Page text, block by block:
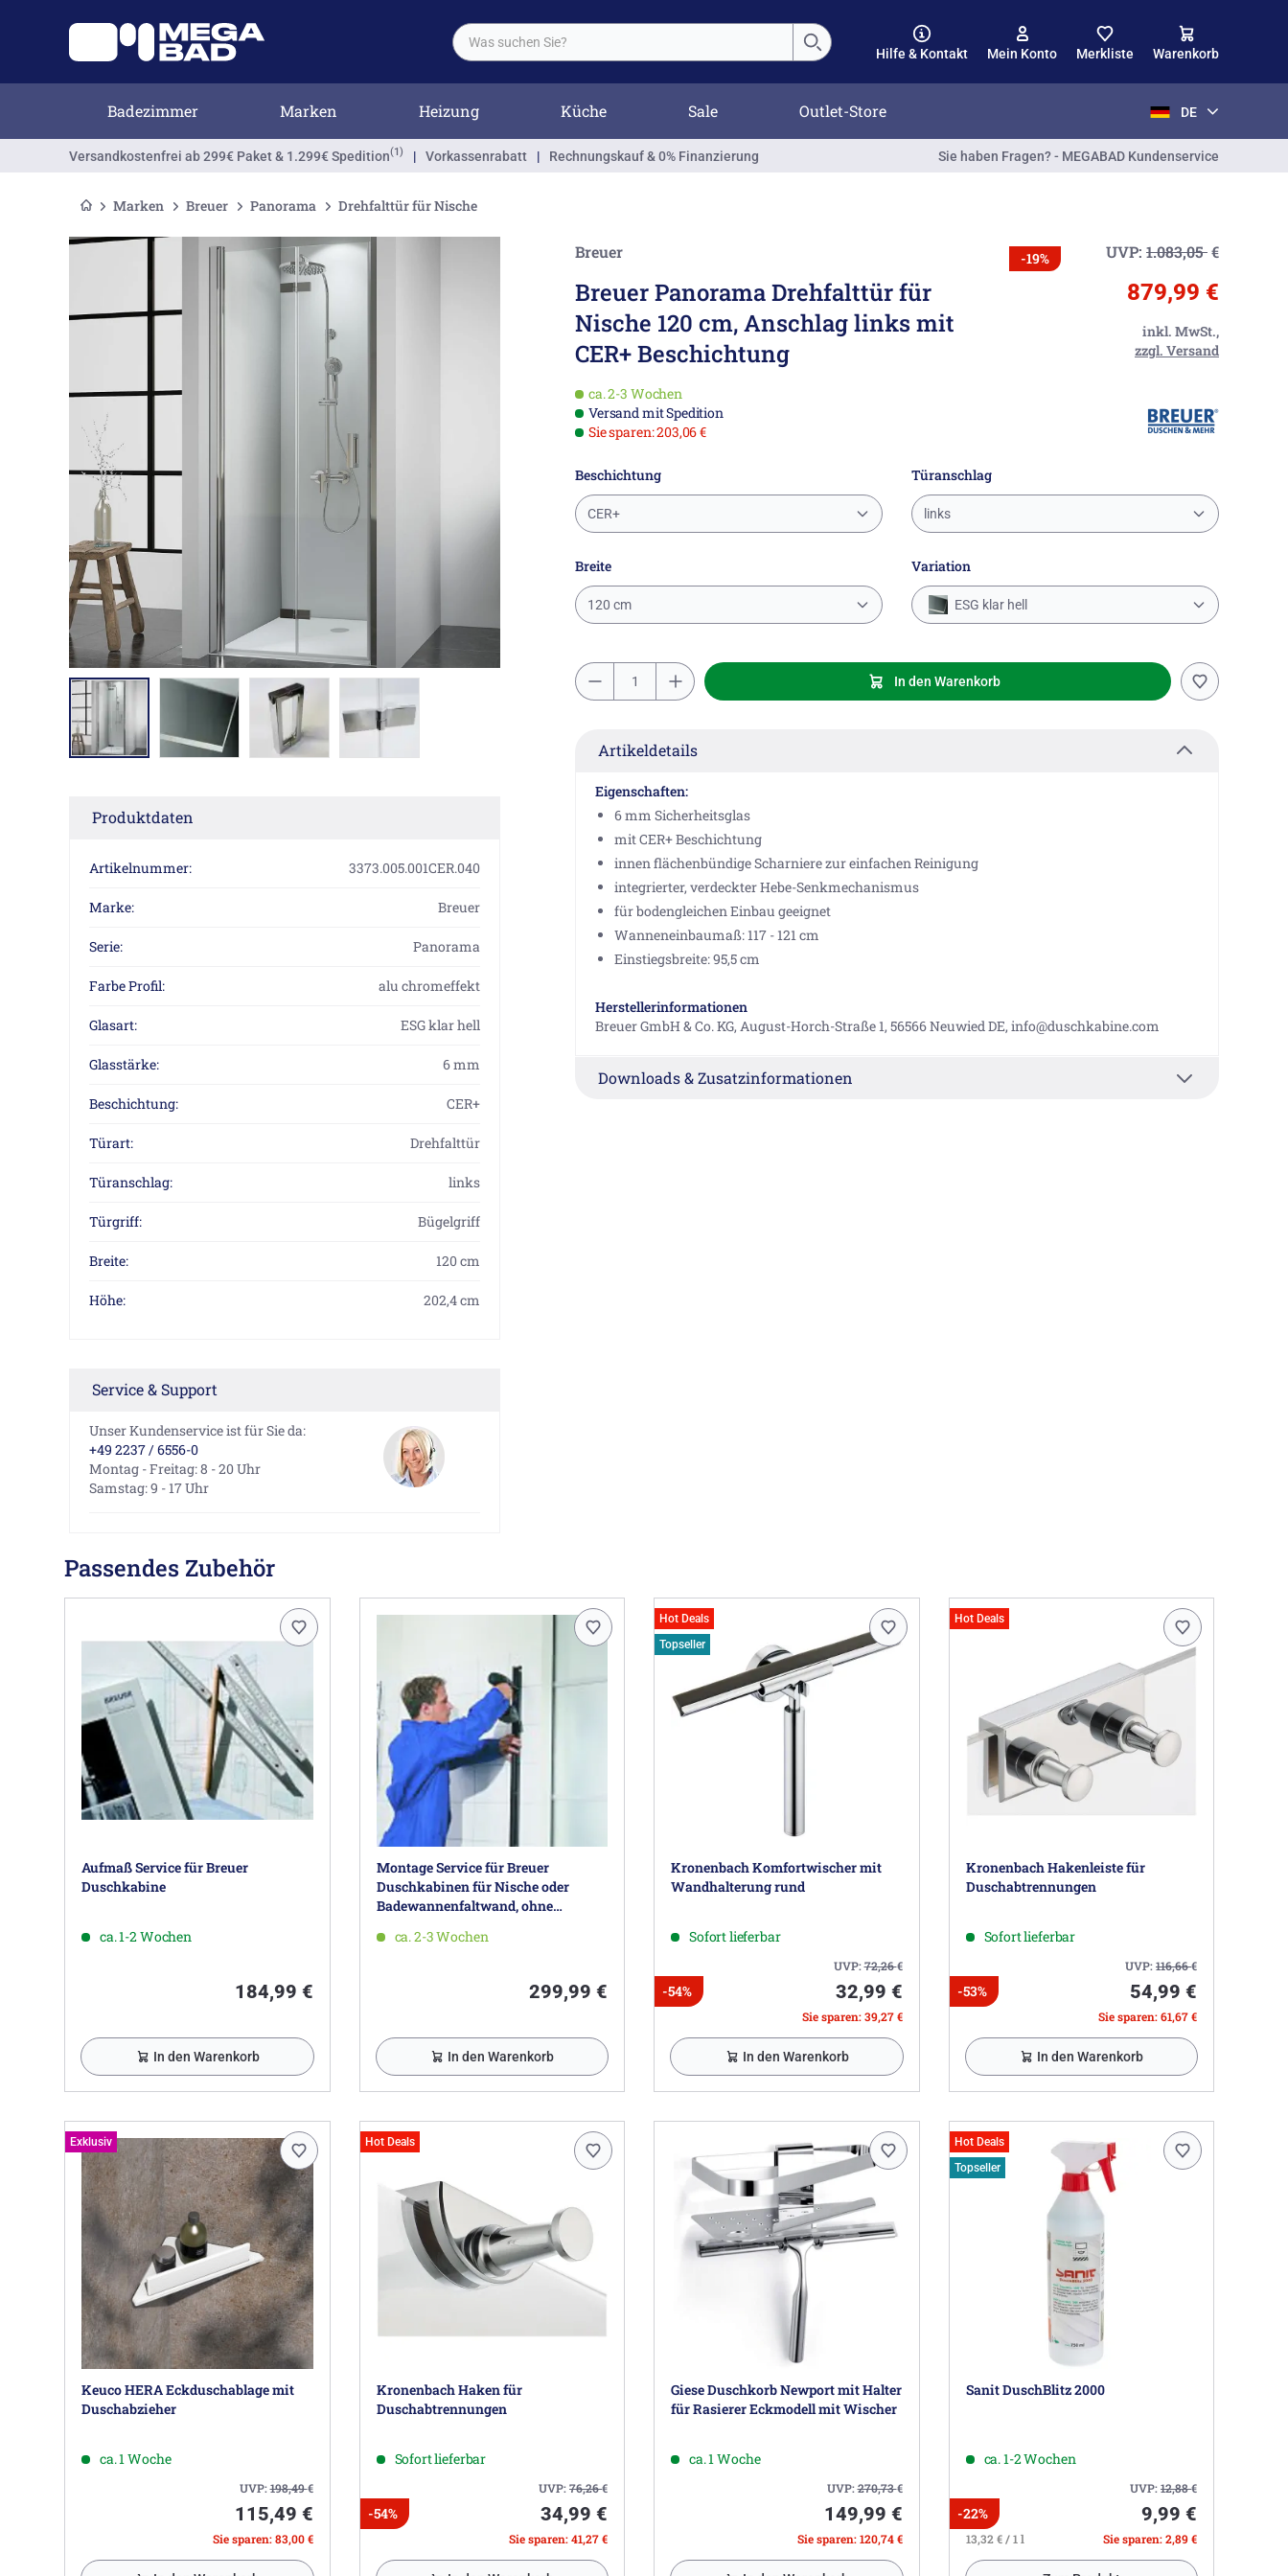
Hilfe & Kontakt Mein Konto Merkliste Warenkorb
Badezimmer Marken Heizung Küche Sale Outlet-Store DE
Versandkostenfrei ab 299€ Paket & 1.299€ Spedition(1) | Vorkassenrabatt | Rechnungskauf & 0% Finanzierung Sie haben Fragen? - MEGABAD Kundenservice
Marken Breuer Panorama Drehfalttür für Nische
Produktdaten
Artikelnummer: 3373.005.001CER.040
Marke: Breuer
Serie: Panorama
Farbe Profil: alu chromeffekt
Glasart: ESG klar hell
Glasstärke: 6 mm
Beschichtung: CER+
Türart: Drehfalttür
Türanschlag: links
Türgriff: Bügelgriff
Breite: 120 cm
Höhe: 202,4 cm
Service & Support
Unser Kundenservice ist für Sie da:
+49 2237 / 6556-0
Montag - Freitag: 8 - 20 Uhr
Samstag: 9 - 17 Uhr
Breuer
Breuer Panorama Drehfalttür für
Nische 120 cm, Anschlag links mit
CER+ Beschichtung
-19% UVP: 1.083,05€
879,99 €
inkl. MwSt.,
zzgl. Versand
ca. 2-3 Wochen
Versand mit Spedition
Sie sparen: 203,06 €
Beschichtung
CER+
Türanschlag
links
Breite
120 cm
Variation
ESG klar hell
In den Warenkorb
Artikeldetails
Eigenschaften:
6 mm Sicherheitsglas
mit CER+ Beschichtung
innen flächenbündige Scharniere zur einfachen Reinigung
integrierter, verdeckter Hebe-Senkmechanismus
für bodengleichen Einbau geeignet
Wanneneinbaumaß: 117 - 121 cm
Einstiegsbreite: 95,5 cm
Herstellerinformationen
Breuer GmbH & Co. KG, August-Horch-Straße 1, 56566 Neuwied DE, info@duschkabine.com
Downloads & Zusatzinformationen
Passendes Zubehör
Aufmaß Service für Breuer
Duschkabine
ca. 1-2 Wochen
184,99 €
In den Warenkorb
Montage Service für Breuer
Duschkabinen für Nische oder
Badewannenfaltwand, ohne
ca. 2-3 Wochen
299,99 €
In den Warenkorb
Hot Deals
Topseller
Kronenbach Komfortwischer mit
Wandhalterung rund
Sofort lieferbar
UVP:72,26€
-54% 32,99 €
Sie sparen: 39,27 €
In den Warenkorb
Hot Deals
Kronenbach Hakenleiste für
Duschabtrennungen
Sofort lieferbar
UVP:116,66€
-53% 54,99 €
Sie sparen: 61,67 €
In den Warenkorb
Exklusiv
Keuco HERA Eckduschablage mit
Duschabzieher
ca. 1 Woche
UVP:198,49€
115,49 €
Sie sparen: 83,00 €
Hot Deals
Kronenbach Haken für
Duschabtrennungen
Sofort lieferbar
UVP:76,26€
-54% 34,99 €
Sie sparen: 41,27 €
Giese Duschkorb Newport mit Halter
für Rasierer Eckmodell mit Wischer
ca. 1 Woche
UVP:270,73€
149,99 €
Sie sparen: 120,74 €
Hot Deals
Topseller
Sanit DuschBlitz 2000
ca. 1-2 Wochen
UVP:12,88€
-22% 9,99 €
13,32 € / 1 l Sie sparen: 2,89 €